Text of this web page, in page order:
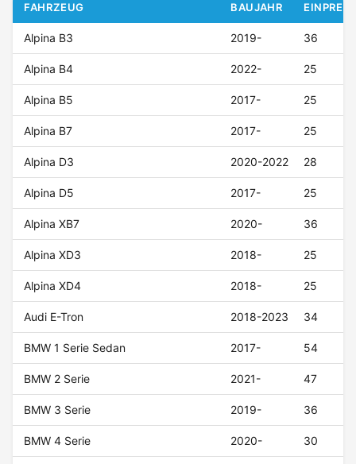
FAHRZEUG BAUJAHR
Alpina B3 2019- 36
Alpina B4 2022- 25
Alpina B5 2017- 25
Alpina B7 2017- 25
Alpina D3 2020-2022 28
Alpina D5 2017- 25
Alpina XB7 2020- 36
Alpina XD3 2018- 25
Alpina XD4 2018- 25
Audi E-Tron 2018-2023 34
BMW 1 Serie Sedan 2017- 54
BMW 2 Serie 2021- 47
BMW 3 Serie 2019- 36
BMW 4 Serie 2020- 30